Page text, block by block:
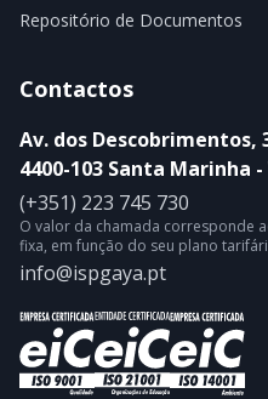
Repositório de Documentos
Contactos
Av. dos Descobrimentos,
4400-103 Santa Marinha -
(+351) 223 745 730
O valor da chamada corresponde
fixa, em função do seu plano
info@ispgaya.pt